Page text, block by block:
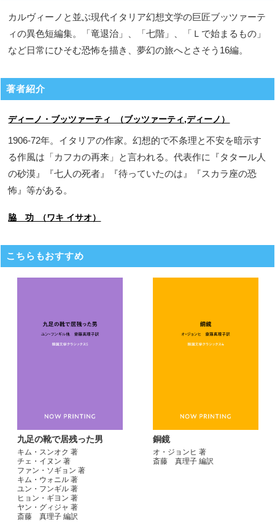
カルヴィーノと並ぶ現代イタリア幻想文学の巨匠ブッツァーテ
ィの異色短編集。「竜退治」、「七階」、「Ｌで始まるもの」
など日常にひそむ恐怖を描き、夢幻の旅へとさそう16編。
著者紹介
ディーノ・ブッツァーティ （ブッツァーティ,ディーノ）
1906-72年。イタリアの作家。幻想的で不条理と不安を暗示す
る作風は「カフカの再来」と言われる。代表作に『タタール人
の砂漠』『七人の死者』『待っていたのは』『スカラ座の恐
怖』等がある。
脇 功 （ワキ イサオ）
こちらもおすすめ
九足の靴で居残った男
キム・スンオク 著
チェ・イヌン 著
ファン・ソギョン 著
キム・ウォニル 著
ユン・フンギル 著
ヒョン・ギヨン 著
ヤン・グィジャ 著
斎藤 真理子 編訳
銅鏡
オ・ジョンヒ 著
斎藤 真理子 編訳